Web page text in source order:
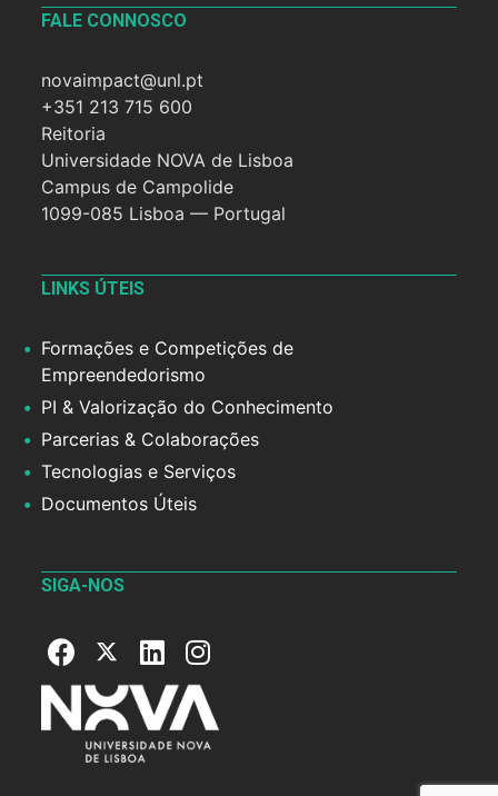
FALE CONNOSCO
novaimpact@unl.pt
+351 213 715 600
Reitoria
Universidade NOVA de Lisboa
Campus de Campolide
1099-085 Lisboa — Portugal
LINKS ÚTEIS
Formações e Competições de
Empreendedorismo
PI & Valorização do Conhecimento
Parcerias & Colaborações
Tecnologias e Serviços
Documentos Úteis
SIGA-NOS